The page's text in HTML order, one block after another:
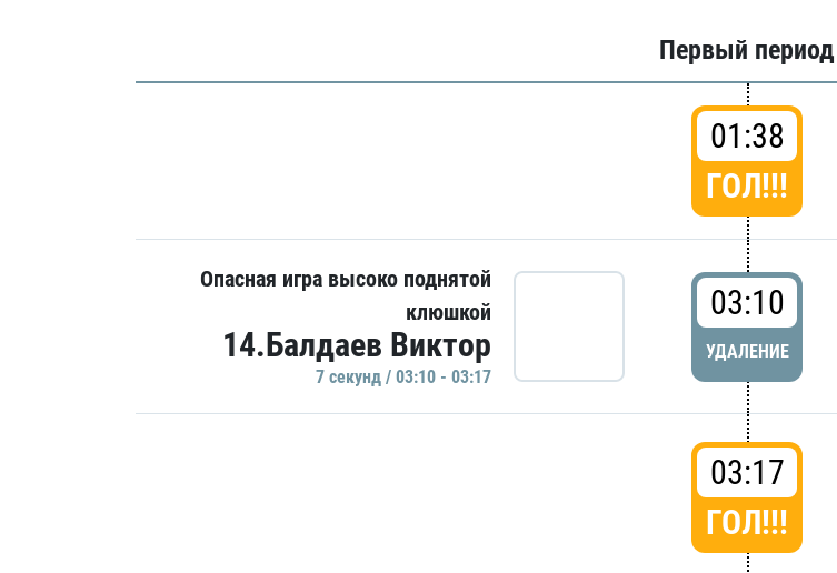
Первый период
01:38
ГОЛ!!!
Опасная игра высоко поднятой
клюшкой
14.Балдаев Виктор
7 секунд / 03:10 - 03:17
03:10
УДАЛЕНИЕ
03:17
ГОЛ!!!